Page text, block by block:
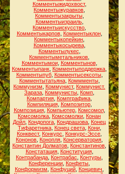
Комментыжидохвост,
Комментыжуравков
Комментызакрыты,
Комментыизраиль,
Комментыискусство
Комментыкарпов, Комментыклон,
Комментыкопейкин
Комментыкосырева,
Комментылукес
Комментыметальников
Комментымои, Комментынов,
Комментыпанк Комментыподдержка
Комментыпуб, Комментысексоты,
Комментытатьяна, Коммменты,
Коммунизм
Коммунист, Коммунист.
Зараза Коммунисты Комп
Компартия Компграфика
Компиляция, Композитор,
Композиция, Компьютер, Комсомол,
Комсомолка Комсомолки Конан
Дойл Кондопога Кондрашова Конец
Тифаретника, Конец света, Кони,
Конквест, Конкурс Конкурс-Эссе
Кононов Конопля Консерватория
Константин Долматов Константинов
Констатация, Конституция,
Контрабанда Контрабас Контуры
Конференции Конфеты
Конформизм
Конфуций Концевич